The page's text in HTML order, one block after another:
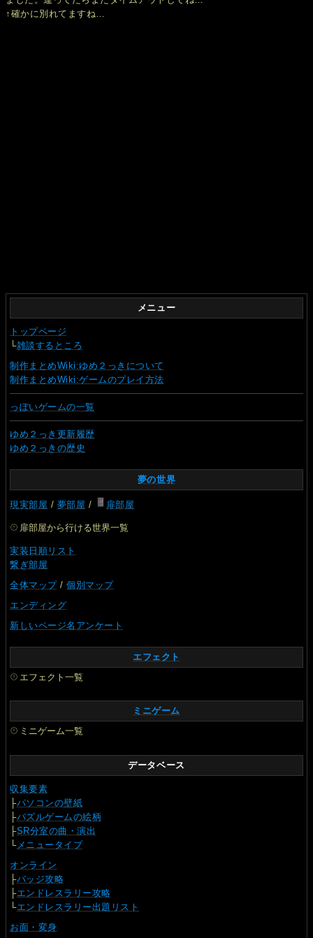
↑確かに別れてますね…
メニュー
トップページ
└雑談するところ
制作まとめWiki:ゆめ２っきについて
制作まとめWiki:ゲームのプレイ方法
っぽいゲームの一覧
ゆめ２っき更新履歴
ゆめ２っきの歴史
夢の世界
現実部屋 / 夢部屋 / 扉部屋
扉部屋から行ける世界一覧
実装日順リスト
繋ぎ部屋
全体マップ/個別マップ
エンディング
新しいページ名アンケート
エフェクト
エフェクト一覧
ミニゲーム
ミニゲーム一覧
データベース
収集要素
├パソコンの壁紙
├パズルゲームの絵柄
├SR分室の曲・演出
└メニュータイプ
オンライン
├バッジ攻略
├エンドレスラリー攻略
└エンドレスラリー出題リスト
お面・変身